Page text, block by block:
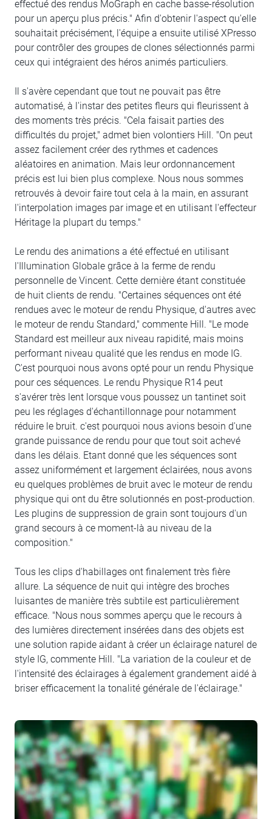
effectué des rendus MoGraph en cache basse-résolution
pour un aperçu plus précis." Afin d'obtenir l'aspect qu'elle
souhaitait précisément, l'équipe a ensuite utilisé XPresso
pour contrôler des groupes de clones sélectionnés parmi
ceux qui intégraient des héros animés particuliers.
Il s'avère cependant que tout ne pouvait pas être
automatisé, à l'instar des petites fleurs qui fleurissent à
des moments très précis. "Cela faisait parties des
difficultés du projet," admet bien volontiers Hill. "On peut
assez facilement créer des rythmes et cadences
aléatoires en animation. Mais leur ordonnancement
précis est lui bien plus complexe. Nous nous sommes
retrouvés à devoir faire tout cela à la main, en assurant
l'interpolation images par image et en utilisant l'effecteur
Héritage la plupart du temps."
Le rendu des animations a été effectué en utilisant
l'Illumination Globale grâce à la ferme de rendu
personnelle de Vincent. Cette dernière étant constituée
de huit clients de rendu. "Certaines séquences ont été
rendues avec le moteur de rendu Physique, d'autres avec
le moteur de rendu Standard," commente Hill. "Le mode
Standard est meilleur aux niveau rapidité, mais moins
performant niveau qualité que les rendus en mode IG.
C'est pourquoi nous avons opté pour un rendu Physique
pour ces séquences. Le rendu Physique R14 peut
s'avérer très lent lorsque vous poussez un tantinet soit
peu les réglages d'échantillonnage pour notamment
réduire le bruit. c'est pourquoi nous avions besoin d'une
grande puissance de rendu pour que tout soit achevé
dans les délais. Etant donné que les séquences sont
assez uniformément et largement éclairées, nous avons
eu quelques problèmes de bruit avec le moteur de rendu
physique qui ont du être solutionnés en post-production.
Les plugins de suppression de grain sont toujours d'un
grand secours à ce moment-là au niveau de la
composition."
Tous les clips d'habillages ont finalement très fière
allure. La séquence de nuit qui intègre des broches
luisantes de manière très subtile est particulièrement
efficace. "Nous nous sommes aperçu que le recours à
des lumières directement insérées dans des objets est
une solution rapide aidant à créer un éclairage naturel de
style IG, commente Hill. "La variation de la couleur et de
l'intensité des éclairages à également grandement aidé à
briser efficacement la tonalité générale de l'éclairage."